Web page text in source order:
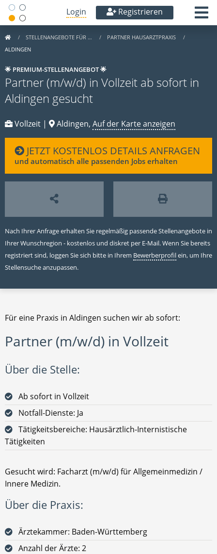
Login Registrieren
STELLENANGEBOTE FÜR …
PARTNER HAUSARZTPRAXIS
ALDINGEN
🌟 PREMIUM-STELLENANGEBOT 🌟
Partner (m/w/d) in Vollzeit ab sofort in
Aldingen gesucht
Vollzeit | Aldingen, Auf der Karte anzeigen
JETZT KOSTENLOS DETAILS ANFRAGEN
und automatisch alle passenden Jobs erhalten
Nach Ihrer Anfrage erhalten Sie regelmäßig passende Stellenangebote in
Ihrer Wunschregion - kostenlos und diskret per E-Mail. Wenn Sie bereits
registriert sind, loggen Sie sich bitte in Ihrem Bewerberprofilein, um Ihre
Stellensuche anzupassen.
Für eine Praxis in Aldingen suchen wir ab sofort:
Partner (m/w/d) in Vollzeit
Über die Stelle:
Ab sofort in Vollzeit
Notfall-Dienste: Ja
Tätigkeitsbereiche: Hausärztlich-Internistische
Tätigkeiten
Gesucht wird: Facharzt (m/w/d) für Allgemeinmedizin /
Innere Medizin.
Über die Praxis:
Ärztekammer: Baden-Württemberg
Anzahl der Ärzte: 2